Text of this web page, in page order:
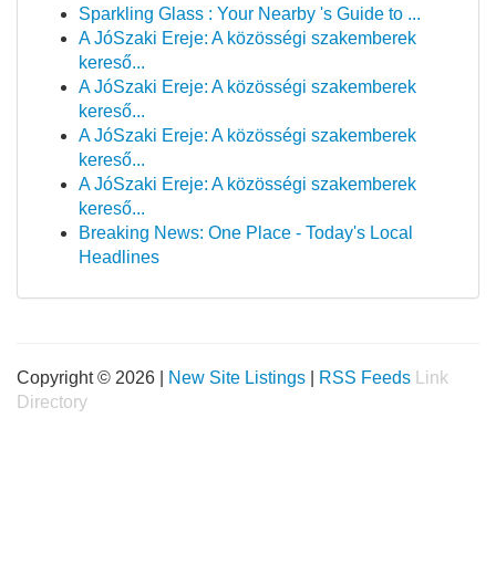
Sparkling Glass : Your Nearby 's Guide to ...
A JóSzaki Ereje: A közösségi szakemberek
kereső...
A JóSzaki Ereje: A közösségi szakemberek
kereső...
A JóSzaki Ereje: A közösségi szakemberek
kereső...
A JóSzaki Ereje: A közösségi szakemberek
kereső...
Breaking News: One Place - Today's Local
Headlines
Copyright © 2026 | New Site Listings RSS Feeds
Link
Directory